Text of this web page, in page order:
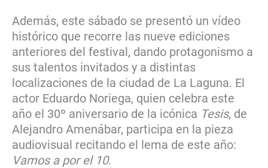
Además, este sábado se presentó un vídeo
histórico que recorre las nueve ediciones
anteriores del festival, dando protagonismo a
sus talentos invitados y a distintas
localizaciones de la ciudad de La Laguna. El
actor Eduardo Noriega, quien celebra este
año el 30º aniversario de la icónica Tesis, de
Alejandro Amenábar, participa en la pieza
audiovisual recitando el lema de este año:
Vamos a por el 10.